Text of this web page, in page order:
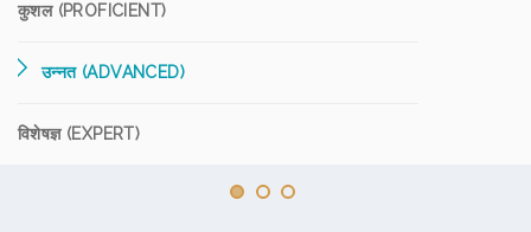
कुशल (PROFICIENT)
उन्नत (ADVANCED)
विशेषज्ञ (EXPERT)